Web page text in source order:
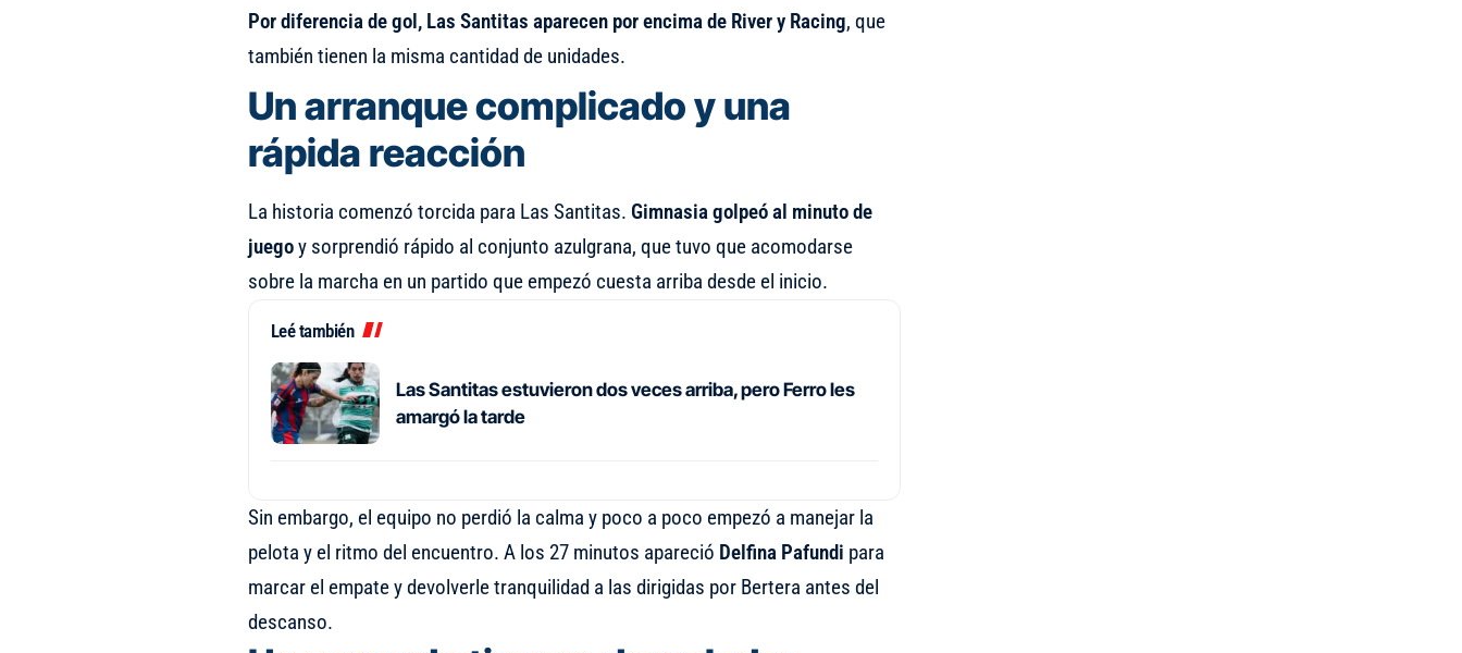
Por diferencia de gol, Las Santitas aparecen por encima de River y Racing, que
también tienen la misma cantidad de unidades.
Un arranque complicado y una
rápida reacción
La historia comenzó torcida para Las Santitas. Gimnasia golpeó al minuto de
juegoy sorprendió rápido al conjunto azulgrana, que tuvo que acomodarse
sobre la marcha en un partido que empezó cuesta arriba desde el inicio.
Leé también
Las Santitas estuvieron dos veces arriba, pero Ferro les
amargó la tarde
Sin embargo, el equipo no perdió la calma y poco a poco empezó a manejar la
pelota y el ritmo del encuentro. A los 27 minutos apareció Delfina Pafundi para
marcar el empate y devolverle tranquilidad a las dirigidas por Bertera antes del
descanso.